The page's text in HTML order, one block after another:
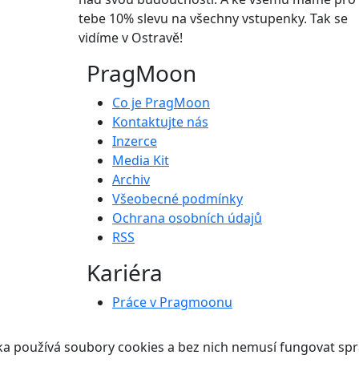
tebe 10% slevu na všechny vstupenky. Tak se
vidíme v Ostravě!
PragMoon
Co je PragMoon
Kontaktujte nás
Inzerce
Media Kit
Archiv
Všeobecné podmínky
Ochrana osobních údajů
RSS
Kariéra
Práce v Pragmoonu
používá soubory cookies a bez nich nemusí fungovat